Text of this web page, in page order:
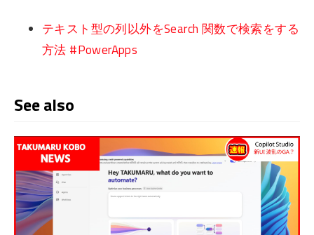
テキスト型の列以外をSearch 関数で検索をする
方法 #PowerApps
See also